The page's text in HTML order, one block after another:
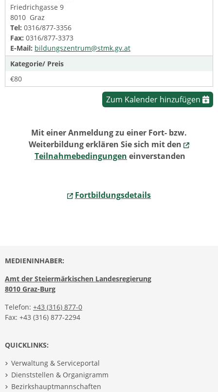
Friedrichgasse 9
8010 Graz
Tel: 0316/877-3356
Fax: 0316/877-3373
E-Mail: bildungszentrum@stmk.gv.at
Kategorie/ Preis
€80
Zum Kalender hinzufügen
Mit einer Anmeldung zu einer Fort- bzw.
Weiterbildung erklären Sie sich mit den
Teilnahmebedingungen einverstanden
Fortbildungsdetails
MEDIENINHABER:
Amt der Steiermärkischen Landesregierung
8010 Graz-Burg
Telefon: +43 (316) 877-0
Fax: +43 (316) 877-2294
QUICKLINKS:
Verwaltung & Serviceportal
Dienststellen & Organigramm
Bezirkshauptmannschaften